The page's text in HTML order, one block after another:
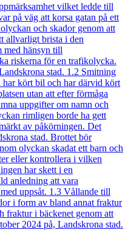
vilket ledde till
på väg att korsa gatan på ett
och skador genom att
allvarligt brista i den
med hänsyn till
riskerna för en trafikolycka.
stad. 1.2 Smitning
kört bil och har därvid kört
utan att efter förmåga
uppgifter om namn och
rimligen borde ha gett
av påkörningen. Det
stad. Brottet bör
olyckan skadat ett barn och
eller kontrollera i vilken
har skett i en
anledning att vara
uppsåt. 1.3 Vållande till
i form av bland annat fraktur
fraktur i bäckenet genom att
2024 på, Landskrona stad.